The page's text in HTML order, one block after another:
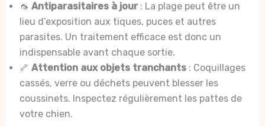
🦟 Antiparasitaires à jour: La plage peut être un
lieu d’exposition aux tiques, puces et autres
parasites. Un traitement efficace est donc un
indispensable avant chaque sortie.
🦴 Attention aux objets tranchants: Coquillages
cassés, verre ou déchets peuvent blesser les
coussinets. Inspectez régulièrement les pattes de
votre chien.